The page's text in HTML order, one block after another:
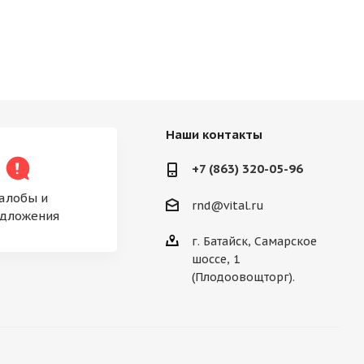
и
Наши контакты
+7 (863) 320-05-96
rnd@vital.ru
г. Батайск, Самарское
шоссе, 1
(Плодоовощторг).